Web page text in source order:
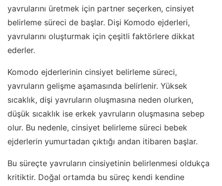
yavrularını üretmek için partner seçerken, cinsiyet
belirleme süreci de başlar. Dişi Komodo ejderleri,
yavrularını oluşturmak için çeşitli faktörlere dikkat
ederler.
Komodo ejderlerinin cinsiyet belirleme süreci,
yavruların gelişme aşamasında belirlenir. Yüksek
sıcaklık, dişi yavruların oluşmasına neden olurken,
düşük sıcaklık ise erkek yavruların oluşmasına sebep
olur. Bu nedenle, cinsiyet belirleme süreci bebek
ejderlerin yumurtadan çıktığı andan itibaren başlar.
Bu süreçte yavruların cinsiyetinin belirlenmesi oldukça
kritiktir. Doğal ortamda bu süreç kendi kendine